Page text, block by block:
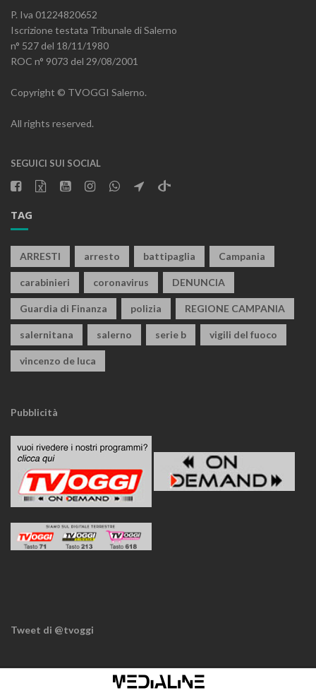
P. Iva 01224820652
Iscrizione testata Tribunale di Salerno
n° 527 del 18/11/1980
ROC n° 9073 del 29/08/2001
Copyright © TVOGGI Salerno.
All rights reserved.
SEGUICI SUI SOCIAL
TAG
ARRESTI arresto battipaglia Campania
carabinieri coronavirus DENUNCIA
Guardia di Finanza polizia REGIONE CAMPANIA
salernitana salerno serie b vigili del fuoco
vincenzo de luca
Pubblicità
Tweet di @tvoggi